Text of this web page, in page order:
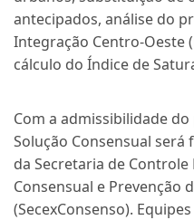
antecipados, análise do
Integração Centro-Oeste
cálculo do Índice de
Com a admissibilidade
Solução Consensual
da Secretaria de Controle
Consensual e Prevenção
(SecexConsenso).